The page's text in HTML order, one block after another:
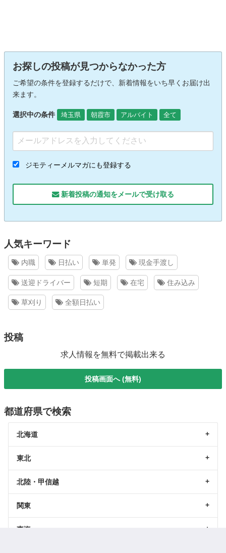
お探しの投稿が見つからなかった方
ご希望の条件を登録するだけで、新着情報をいち早くお届け出
来ます。
選択中の条件 埼玉県 朝霞市 アルバイト 全て
ジモティーメルマガにも登録する
新着投稿の通知をメールで受け取る
人気キーワード
内職 日払い 単発 現金手渡し
送迎ドライバー 短期 在宅 住み込み
草刈り 全額日払い
投稿
求人情報を無料で掲載出来る
投稿画面へ (無料)
都道府県で検索
北海道
東北
北陸・甲信越
関東
東海